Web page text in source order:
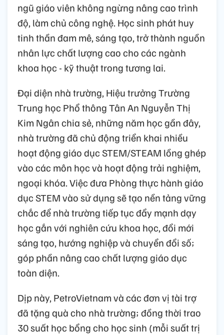
ngũ giáo viên không ngừng nâng cao trình
độ, làm chủ công nghệ. Học sinh phát huy
tinh thần đam mê, sáng tạo, trở thành nguồn
nhân lực chất lượng cao cho các ngành
khoa học - kỹ thuật trong tương lai.
Đại diện nhà trường, Hiệu trưởng Trường
Trung học Phổ thông Tân An Nguyễn Thị
Kim Ngân chia sẻ, những năm học gần đây,
nhà trường đã chủ động triển khai nhiều
hoạt động giáo dục STEM/STEAM lồng ghép
vào các môn học và hoạt động trải nghiệm,
ngoại khóa. Việc đưa Phòng thực hành giáo
dục STEM vào sử dụng sẽ tạo nền tảng vững
chắc để nhà trường tiếp tục đẩy mạnh dạy
học gắn với nghiên cứu khoa học, đổi mới
sáng tạo, hướng nghiệp và chuyển đổi số;
góp phần nâng cao chất lượng giáo dục
toàn diện.
Dịp này, PetroVietnam và các đơn vị tài trợ
đã tặng quà cho nhà trường; đồng thời trao
30 suất học bổng cho học sinh (mỗi suất trị